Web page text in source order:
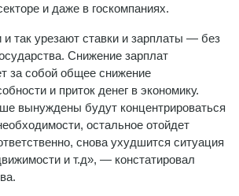
и даже в госкомпаниях.
и так урезают ставки и зарплаты — без
Снижение зарплат
за собой общее снижение
и приток денег в экономику.
вынуждены будут концентрироваться
остальное отойдет
снова ухудшится ситуация
и т.д», — констатировал